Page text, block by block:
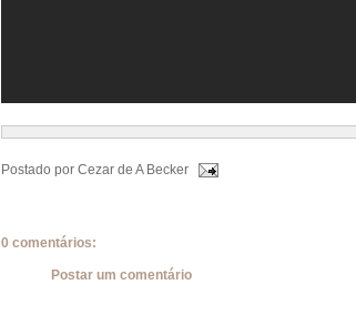
Postado por Cezar de A Becker
0 comentários:
Postar um comentário